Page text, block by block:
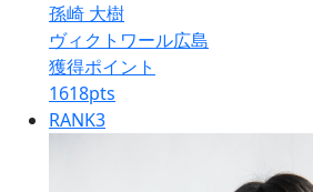
孫崎 大樹
ヴィクトワール広島
獲得ポイント
1618pts
RANK3